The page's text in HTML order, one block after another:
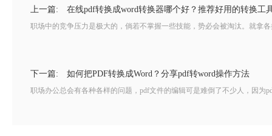
上一篇: 在线pdf转换成word转换器哪个好？推荐好用的转换工
职场中的竞争压力是极大的，倘若不掌握一些技能，势必会被淘汰。就拿
下一篇: 如何把PDF转换成Word？分享pdf转word操作方法
职场办公总会有各种各样的问题，pdf文件的编辑可是难倒了不少人，因